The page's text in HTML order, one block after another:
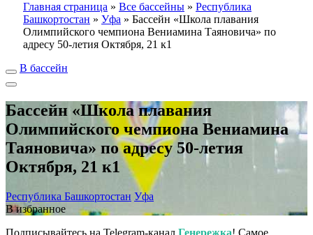
Главная страница » Все бассейны » Республика
Башкортостан » Уфа » Бассейн «Школа плавания
Олимпийского чемпиона Вениамина Таяновича» по
адресу 50-летия Октября, 21 к1
В бассейн
Бассейн «Школа плавания
Олимпийского чемпиона Вениамина
Таяновича» по адресу 50-летия
Октября, 21 к1
Республика Башкортостан Уфа
В избранное
Подписывайтесь на Telegram-канал Генережка! Самое